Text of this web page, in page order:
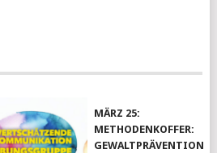
MÄRZ 25:
METHODENKOFFER:
GEWALTPRÄVENTION